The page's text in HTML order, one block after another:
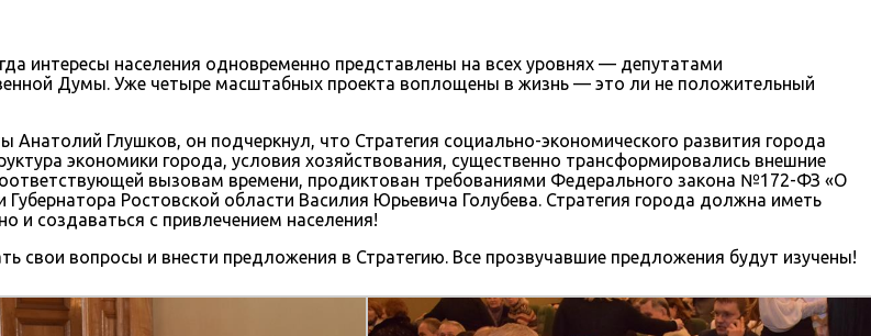
интересы населения одновременно представлены на всех уровнях — депутатами
Думы. Уже четыре масштабных проекта воплощены в жизнь — это ли не положительный
Глушков, он подчеркнул, что Стратегия социально-экономического развития города
экономики города, условия хозяйствования, существенно трансформировались внешние
вызовам времени, продиктован требованиями Федерального закона №172-ФЗ «О
Ростовской области Василия Юрьевича Голубева. Стратегия города должна иметь
и создаваться с привлечением населения!
вопросы и внести предложения в Стратегию. Все прозвучавшие предложения будут изучены!